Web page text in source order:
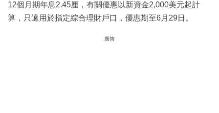
12個月期年息2.45厘，有關優惠以新資金2,000美元起計
算，只適用於指定綜合理財戶口，優惠期至6月29日。
廣告